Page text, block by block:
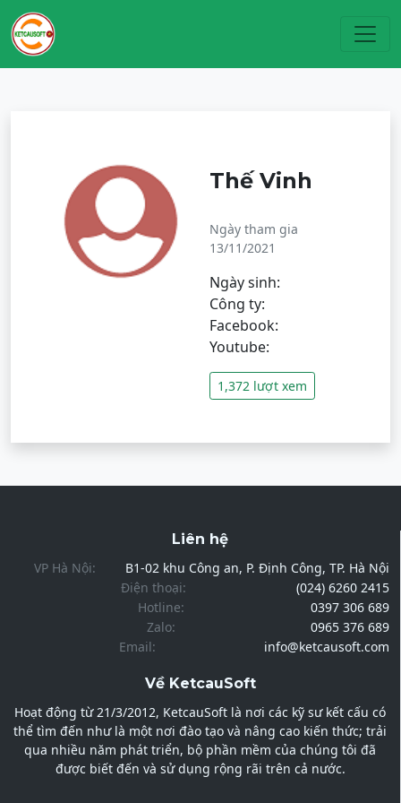
Thế Vinh
Ngày tham gia
13/11/2021
Ngày sinh:
Công ty:
Facebook:
Youtube:
1,372 lượt xem
Liên hệ
VP Hà Nội:
B1-02 khu Công an, P. Định Công, TP. Hà Nội
Điện thoại:
(024) 6260 2415
Hotline:
0397 306 689
Zalo:
0965 376 689
Email:
info@ketcausoft.com
Về KetcauSoft
Hoạt động từ 21/3/2012, KetcauSoft là nơi các kỹ sư kết cấu có
thể tìm đến như là một nơi đào tạo và nâng cao kiến thức; trải
qua nhiều năm phát triển, bộ phần mềm của chúng tôi đã
được biết đến và sử dụng rộng rãi trên cả nước.